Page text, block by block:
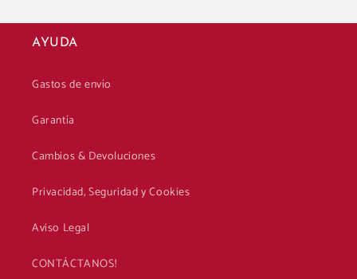
AYUDA
Gastos de envío
Garantía
Cambios & Devoluciones
Privacidad, Seguridad y Cookies
Aviso Legal
CONTÁCTANOS!